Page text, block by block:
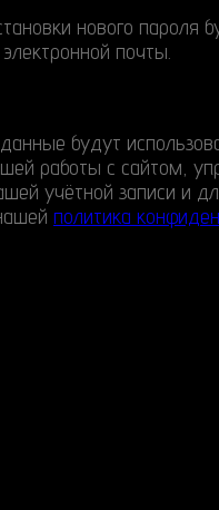
нового пароля
почты.
будут
работы с сайтом,
учётной записи и
политика